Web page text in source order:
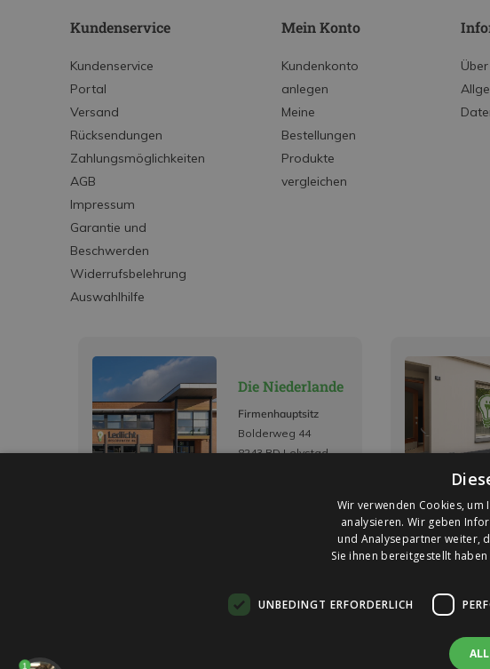
Kundenservice
Kundenservice
Portal
Versand
Rücksendungen
Zahlungsmöglichkeiten
AGB
Impressum
Garantie und
Beschwerden
Widerrufsbelehrung
Auswahlhilfe
Mein Konto
Kundenkonto
anlegen
Meine
Bestellungen
Produkte
vergleichen
Die Niederlande
Firmenhauptsitz
Bolderweg 44
8243 RD Lelystad
1
Wir verwenden Cookies,
analysieren. Wir geben
und Analysepartner weiter,
Sie ihnen bereitgestellt
UNBEDINGT ERFORDERLICH